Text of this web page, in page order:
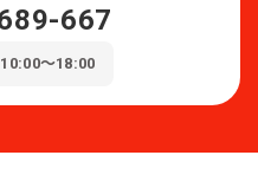
667
～18:00